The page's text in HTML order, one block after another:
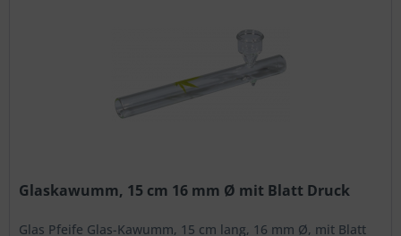
Glaskawumm, 15 cm 16 mm Ø mit Blatt Druck
Glas Pfeife Glas-Kawumm, 15 cm lang, 16 mm Ø, mit Blatt